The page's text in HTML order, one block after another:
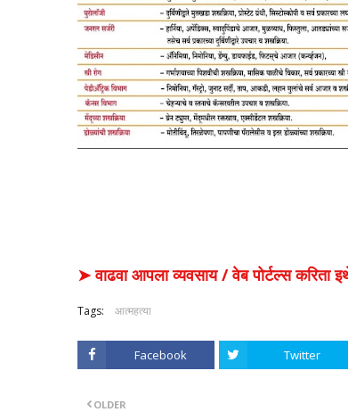
➤ वाढवा आपला व्यवसाय / वेब पोर्टल्स
Tags: आत्महत्या
Facebook Twitter
OLDER